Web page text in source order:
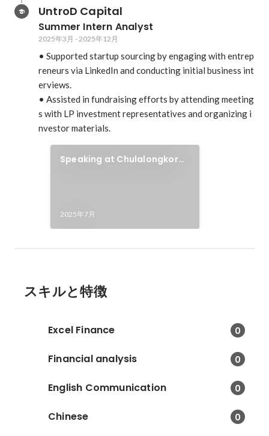
UntroD Capital
Summer Intern Analyst
2025年3月 -2025年12月
• Supported startup sourcing by engaging with entrep
reneurs via LinkedIn and conducting initial business int
erviews.
• Assisted in fundraising efforts by attending meeting
s with LP investment representatives and organizing i
nvestor materials.
Speaking at Chulalongkorn
2025年7月
スキルと特徴
Excel Finance 0
Financial analysis 0
English Communication 0
Chinese 0